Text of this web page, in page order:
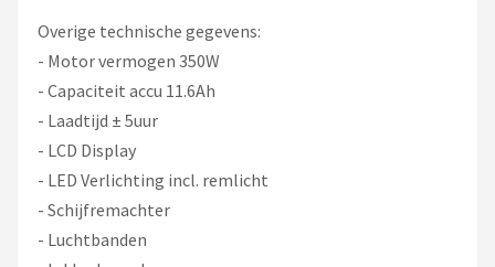
Overige technische gegevens:
- Motor vermogen 350W
- Capaciteit accu 11.6Ah
- Laadtijd ± 5uur
- LCD Display
- LED Verlichting incl. remlicht
- Schijfremachter
- Luchtbanden